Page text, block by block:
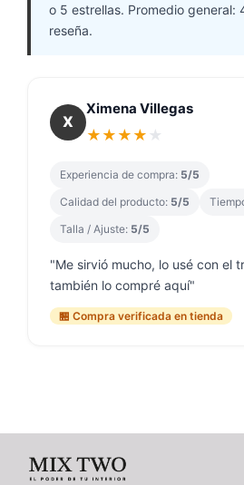
o 5 estrellas. Promedio general:
reseña.
X
Ximena Villegas
★ ★ ★ ★ ★
Experiencia de compra: 5/5
Calidad del producto: 5/5
Talla / Ajuste: 5/5
"Me sirvió mucho, lo usé con el
también lo compré aquí"
🏪 Compra verificada en tienda